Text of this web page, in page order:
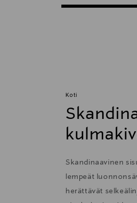
Koti
Skandinaavinen
lempeät
herättävät